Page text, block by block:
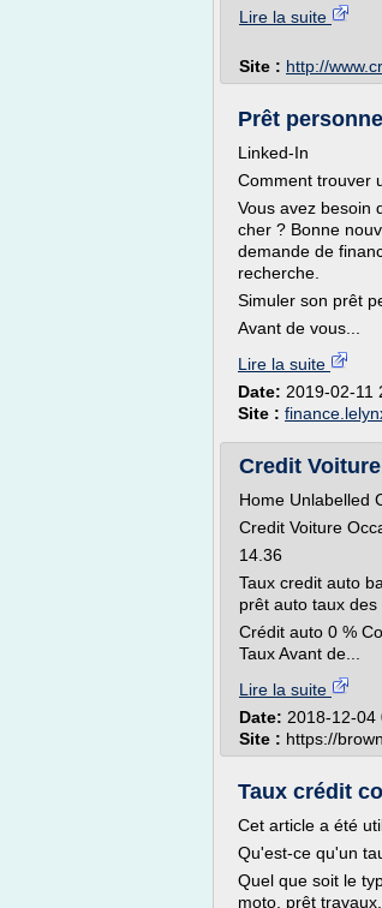
Lire la suite
Site : http://
Prêt
Linked-In
Comment trouver
Vous avez besoin
cher ? Bonne
demande de
recherche.
Simuler son prêt
Avant de vous...
Lire la suite
Date: 2019-02-11
Site :
Credit
Home Unlabelled
Credit Voiture
14.36
Taux credit auto
prêt auto taux
Crédit auto 0 %
Taux Avant de...
Lire la suite
Date: 2018-12-04
Site : https://
Taux crédit
Cet article a été
Qu'est-ce qu'un
Quel que soit le
moto, prêt